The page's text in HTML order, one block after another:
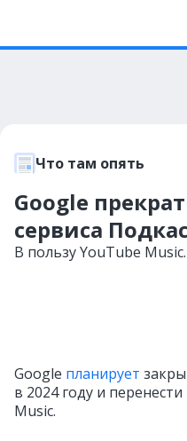
Что там опять
Google
сервиса
В пользу YouTube Music.
Google планирует
в 2024 году и
Music.